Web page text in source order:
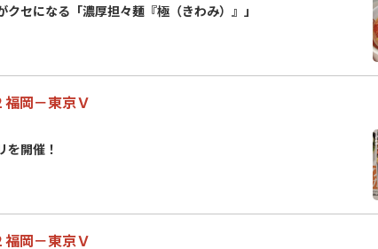
クセになる「濃厚担々麺『極（きわみ）』」
岡－東京Ｖ
を開催！
岡－東京Ｖ